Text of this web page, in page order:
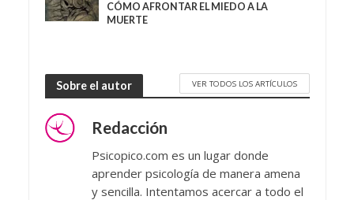
CÓMO AFRONTAR EL MIEDO A LA
MUERTE
Sobre el autor VER TODOS LOS ARTÍCULOS
Redacción
Psicopico.com es un lugar donde
aprender psicología de manera amena
y sencilla. Intentamos acercar a todo el